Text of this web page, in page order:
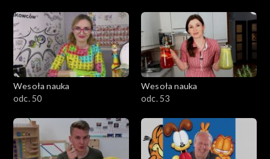
Wesoła nauka
odc. 50
Wesoła nauka
odc. 53